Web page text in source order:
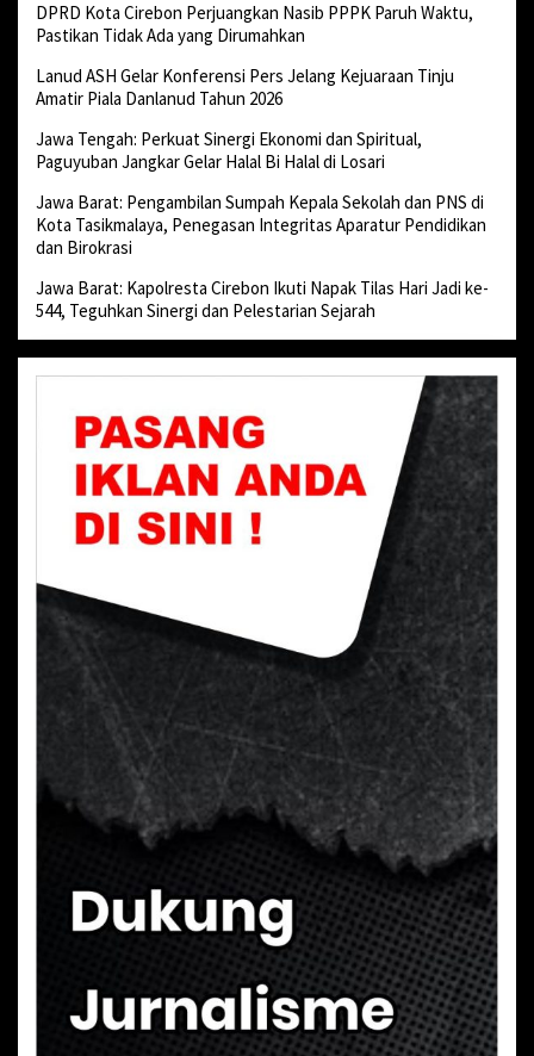
DPRD Kota Cirebon Perjuangkan Nasib PPPK Paruh Waktu,
Pastikan Tidak Ada yang Dirumahkan
Lanud ASH Gelar Konferensi Pers Jelang Kejuaraan Tinju
Amatir Piala Danlanud Tahun 2026
Jawa Tengah: Perkuat Sinergi Ekonomi dan Spiritual,
Paguyuban Jangkar Gelar Halal Bi Halal di Losari
Jawa Barat: Pengambilan Sumpah Kepala Sekolah dan PNS di
Kota Tasikmalaya, Penegasan Integritas Aparatur Pendidikan
dan Birokrasi
Jawa Barat: Kapolresta Cirebon Ikuti Napak Tilas Hari Jadi ke-
544, Teguhkan Sinergi dan Pelestarian Sejarah